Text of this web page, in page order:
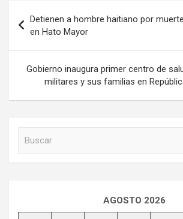
Navegación
de
entradas
Detienen a hombre haitiano por
en Hato Mayor
Gobierno inaugura primer centro de
militares y sus familias en
AGOSTO 2026